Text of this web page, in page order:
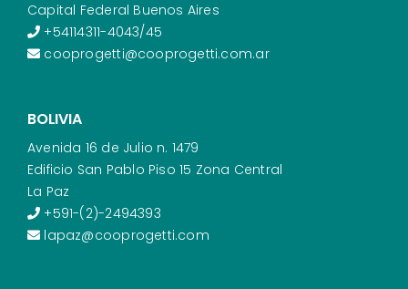
Capital Federal Buenos Aires
+54114311-4043/45
cooprogetti@cooprogetti.com.ar
BOLIVIA
Avenida 16 de Julio n. 1479
Edificio San Pablo Piso 15 Zona Central
La Paz
+591-(2)-2494393
lapaz@cooprogetti.com